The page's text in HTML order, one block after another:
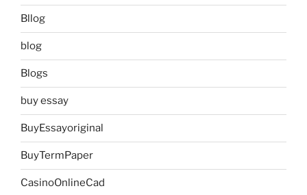
Bllog
blog
Blogs
buy essay
BuyEssayoriginal
BuyTermPaper
CasinoOnlineCad